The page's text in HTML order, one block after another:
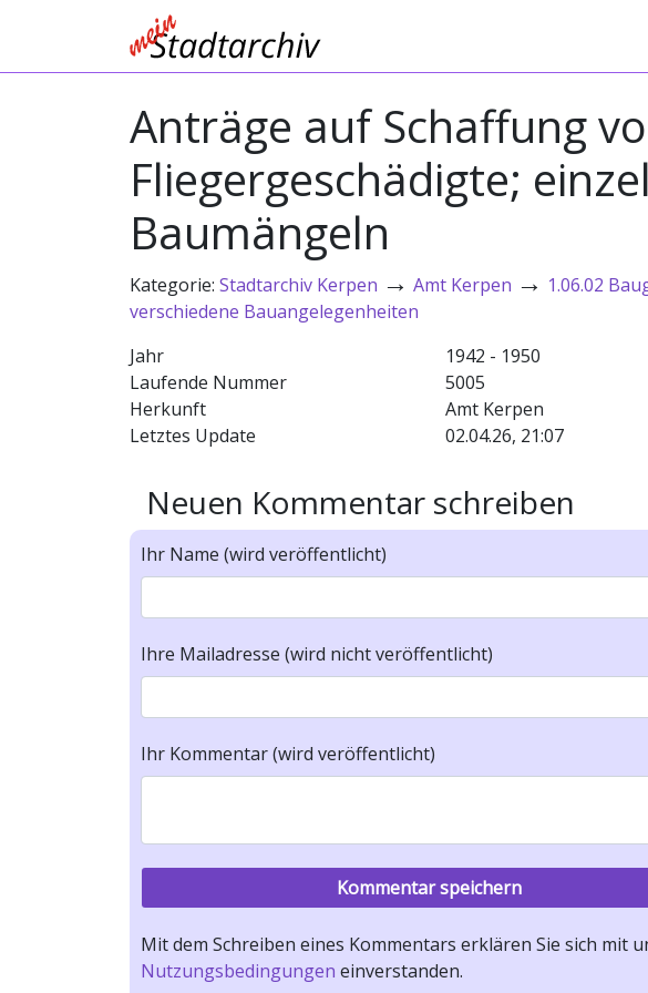
Anträge auf Schaffung
Fliegergeschädigte;
Baumängeln
Kategorie: Stadtarchiv Kerpen → Amt Kerpen → 1.06.02
verschiedene Bauangelegenheiten
Jahr
1942 - 1950
Laufende Nummer
5005
Herkunft
Amt Kerpen
Letztes Update
02.04.26, 21:07
Neuen Kommentar schreiben
Ihr Name (wird veröffentlicht)
Ihre Mailadresse (wird nicht veröffentlicht)
Ihr Kommentar (wird veröffentlicht)
Mit dem Schreiben eines Kommentars erklären Sie sich mit
Nutzungsbedingungen einverstanden.